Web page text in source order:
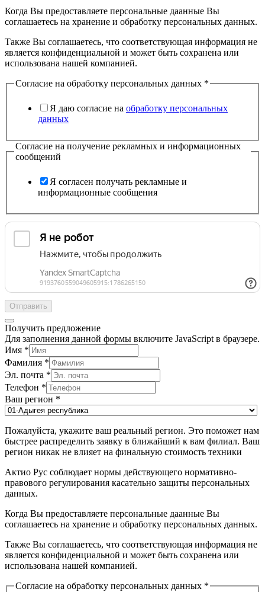
Когда Вы предоставляете персональные даанные Вы
соглашаетесь на хранение и обработку персональных данных.
Также Вы соглашаетесь, что соответствующая информация не
является конфиденциальной и может быть сохранена или
использована нашей компанией.
Согласие на обработку персональных данных *
Я даю согласие на обработку персональных
данных
Согласие на получение рекламных и информационных
сообщений
Я согласен получать рекламные и
информационные сообщения
Отправить
Получить предложение
Для заполнения данной формы включите JavaScript в браузере.
Имя *
Фамилия *
Эл. почта *
Телефон *
Ваш регион *
Пожалуйста, укажите ваш реальный регион. Это поможет нам
быстрее распределить заявку в ближайший к вам филиал. Ваш
регион никак не влияет на финальную стоимость техники
Актио Рус соблюдает нормы действующего нормативно-
правового регулирования касательно защиты персональных
данных.
Когда Вы предоставляете персональные даанные Вы
соглашаетесь на хранение и обработку персональных данных.
Также Вы соглашаетесь, что соответствующая информация не
является конфиденциальной и может быть сохранена или
использована нашей компанией.
Согласие на обработку персональных данных *